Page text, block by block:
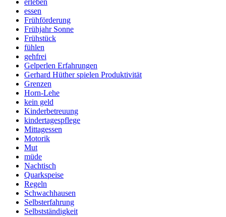
erleben
essen
Frühförderung
Frühjahr Sonne
Frühstück
fühlen
gehfrei
Gelperlen Erfahrungen
Gerhard Hüther spielen Produktivität
Grenzen
Horn-Lehe
kein geld
Kinderbetreuung
kindertagespflege
Mittagessen
Motorik
Mut
müde
Nachtisch
Quarkspeise
Regeln
Schwachhausen
Selbsterfahrung
Selbstständigkeit